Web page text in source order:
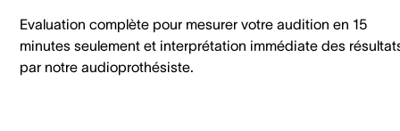
Evaluation complète pour mesurer votre audition en 15
minutes seulement et interprétation immédiate des
par notre audioprothésiste.